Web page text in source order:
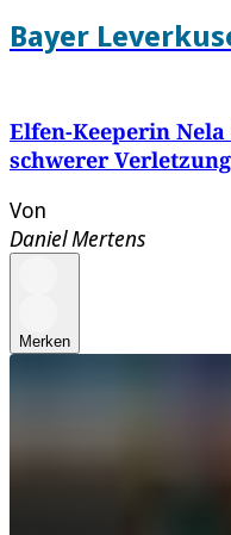
Bayer
Elfen-Keeperin
schwerer
Von
Daniel Mertens
Merken